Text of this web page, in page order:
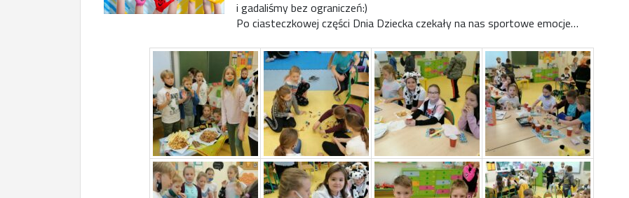
i gadaliśmy bez ograniczeń:)
Po ciasteczkowej części Dnia Dziecka czekały na nas sportowe emocje…